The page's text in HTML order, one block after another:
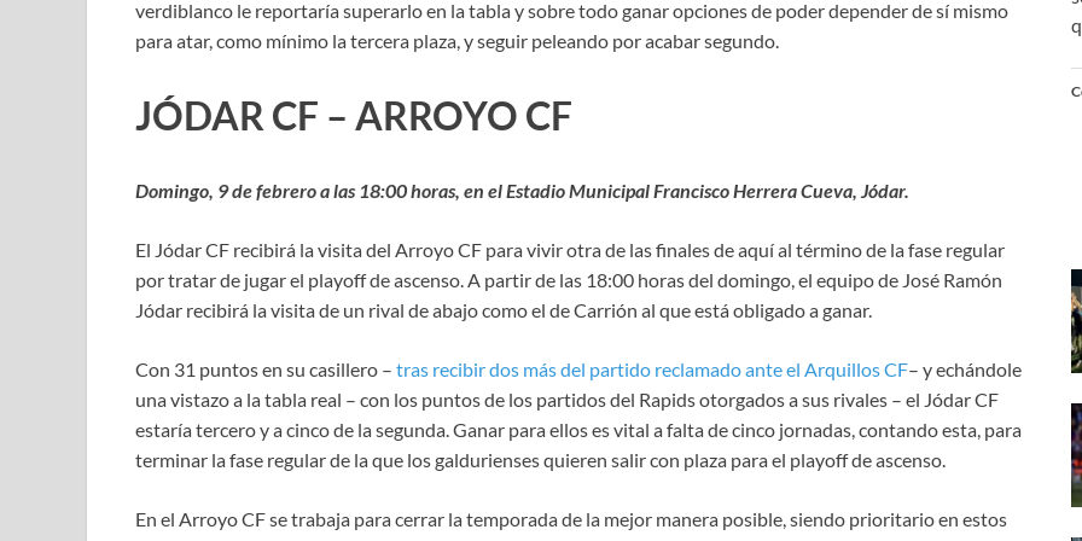
verdiblanco le reportaría superarlo en la tabla y sobre todo ganar opciones de poder depender de sí mismo
para atar, como mínimo la tercera plaza, y seguir peleando por acabar segundo.
JÓDAR CF – ARROYO CF
Domingo, 9 de febrero a las 18:00 horas, en el Estadio Municipal Francisco Herrera Cueva, Jódar.
El Jódar CF recibirá la visita del Arroyo CF para vivir otra de las finales de aquí al término de la fase regular
por tratar de jugar el playoff de ascenso. A partir de las 18:00 horas del domingo, el equipo de José Ramón
Jódar recibirá la visita de un rival de abajo como el de Carrión al que está obligado a ganar.
Con 31 puntos en su casillero – tras recibir dos más del partido reclamado ante el Arquillos CF– y echándole
una vistazo a la tabla real – con los puntos de los partidos del Rapids otorgados a sus rivales – el Jódar CF
estaría tercero y a cinco de la segunda. Ganar para ellos es vital a falta de cinco jornadas, contando esta, para
terminar la fase regular de la que los galdurienses quieren salir con plaza para el playoff de ascenso.
En el Arroyo CF se trabaja para cerrar la temporada de la mejor manera posible, siendo prioritario en estos